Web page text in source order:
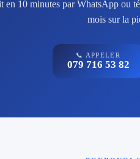
en 10 minutes par WhatsApp ou
mois sur la
📞 APPELER
079 716 53 82